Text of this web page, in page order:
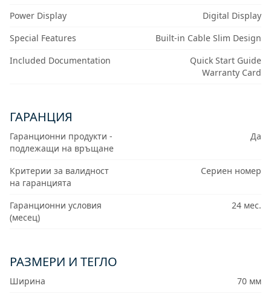
Power Display
Digital Display
Special Features
Built-in Cable Slim Design
Included Documentation
Quick Start Guide
Warranty Card
ГАРАНЦИЯ
Гаранционни продукти -
подлежащи на връщане
Да
Критерии за валидност
на гаранцията
Сериен номер
Гаранционни условия
(месец)
24 мес.
РАЗМЕРИ И ТЕГЛО
Ширина
70 мм